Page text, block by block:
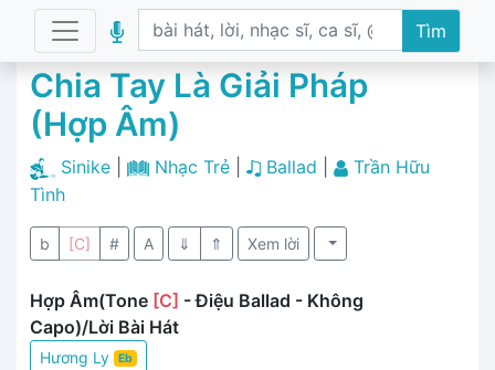
Tìm
Chia Tay Là Giải Pháp
(Hợp Âm)
Sinike Nhạc Trẻ| Ballad
Trần Hữu
Tình
b [C] # A ⇓ ⇑ Xem lời
Hợp Âm(Tone [C] - Điệu Ballad - Không
Capo)/Lời Bài Hát
Hương Ly Eb